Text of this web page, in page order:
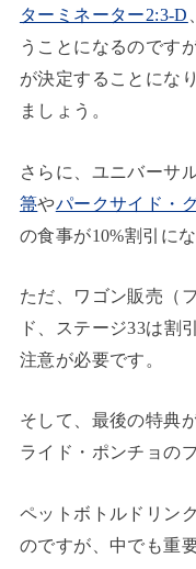
ターミネーター2:3-D
うことになるのです
が決定することにな
ましょう。
さらに、ユニバーサ
箒やパークサイド・
の食事が10%割引にな
ただ、ワゴン販売（
ド、ステージ33は割
注意が必要です。
そして、最後の特典
ライド・ポンチョの
ペットボトルドリン
のですが、中でも重